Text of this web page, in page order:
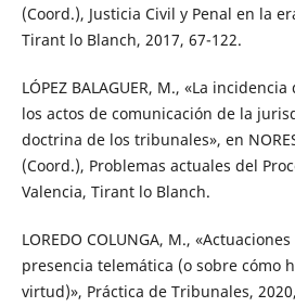
(Coord.), Justicia Civil y Penal en la
Tirant lo Blanch, 2017, 67-122.
LÓPEZ BALAGUER, M., «La
los actos de comunicación de la
doctrina de los tribunales», en NORES
(Coord.), Problemas actuales del
Valencia, Tirant lo Blanch.
LOREDO COLUNGA, M.,
presencia telemática (o sobre cómo
virtud)», Práctica de Tribunales,